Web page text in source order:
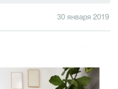
30 января 2019